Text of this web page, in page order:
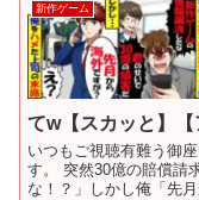
新作ゲーム
てw【スカッと】【
いつもご視聴有難う御
す。 突然30億の賠償請
な！？」しかし俺「先